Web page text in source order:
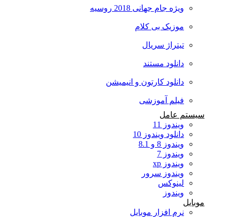
ویژه جام جهانی 2018 روسیه
موزیک بی کلام
تیتراژ سریال
دانلود مستند
دانلود کارتون و انیمیشن
فیلم آموزشی
سیستم عامل
ویندوز 11
دانلود ویندوز 10
ویندوز 8 و 8.1
ویندوز 7
ویندوز xp
ویندوز سرور
لینوکس
ویندوز
موبایل
نرم افزار موبایل